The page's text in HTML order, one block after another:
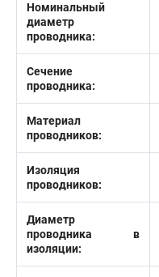
Номинальный
диаметр
проводника:
Сечение
проводника:
Материал
проводников:
Изоляция
проводников:
Диаметр
проводника в
изоляции: